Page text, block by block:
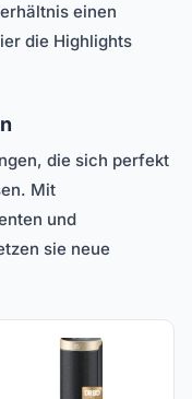
einen
die Highlights
die sich perfekt
Mit
und
sie neue